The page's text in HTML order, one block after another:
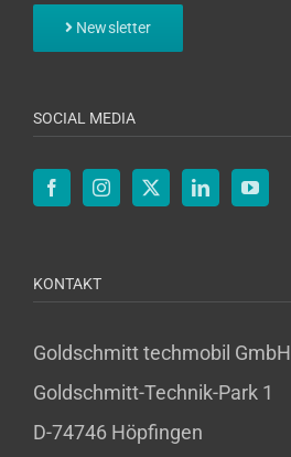
Newsletter
SOCIAL MEDIA
KONTAKT
Goldschmitt techmobil GmbH
Goldschmitt-Technik-Park 1
D-74746 Höpfingen